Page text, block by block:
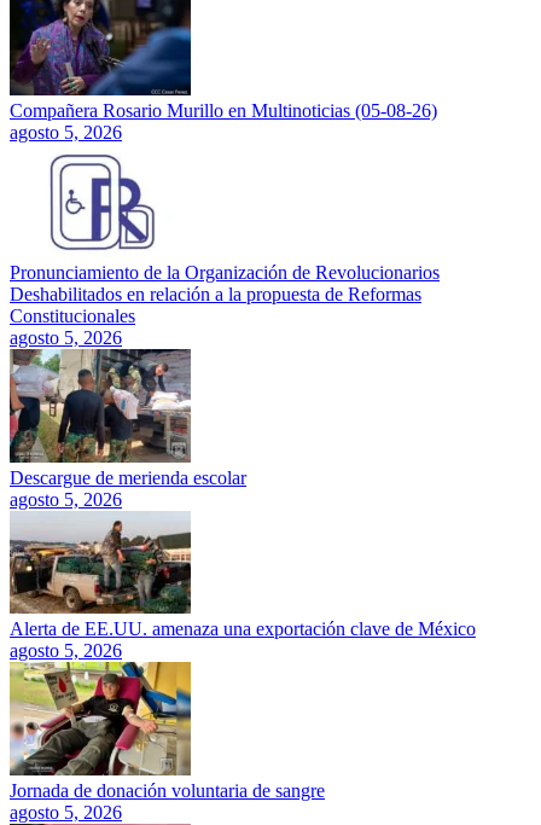
Compañera Rosario Murillo en Multinoticias (05-08-26)
agosto 5, 2026
Pronunciamiento de la Organización de Revolucionarios
Deshabilitados en relación a la propuesta de Reformas
Constitucionales
agosto 5, 2026
Descargue de merienda escolar
agosto 5, 2026
Alerta de EE.UU. amenaza una exportación clave de México
agosto 5, 2026
Jornada de donación voluntaria de sangre
agosto 5, 2026